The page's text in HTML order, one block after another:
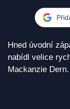
Hned úvodní
nabídl velice
Mackanzie Dern.